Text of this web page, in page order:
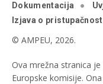
Dokumentacija
Izjava o
© AMPEU, 2026.
Ova mrežna stranica
Europske komisije.